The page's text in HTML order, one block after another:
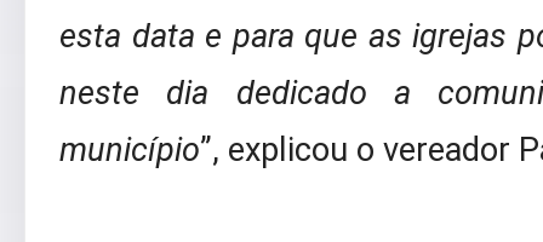
esta data e para que as igrejas
neste dia dedicado a
município”, explicou o vereador